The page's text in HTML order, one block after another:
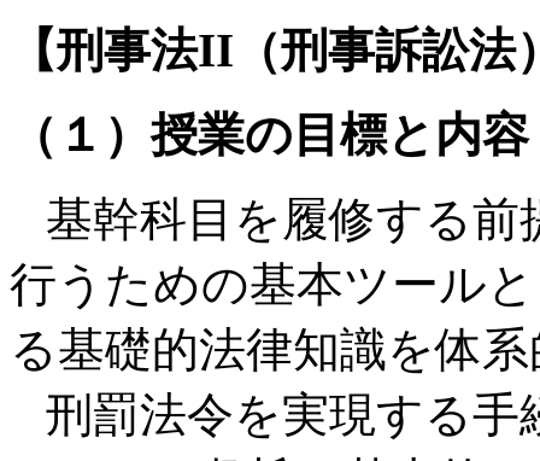
【刑事法II（刑事訴訟法
（１）授業の目標と内容
基幹科目を履修する前
行うための基本ツール
る基礎的法律知識を体
刑罰法令を実現する手